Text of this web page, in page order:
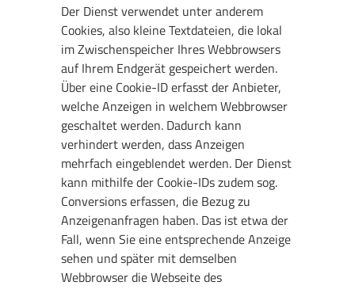
Der Dienst verwendet unter anderem
Cookies, also kleine Textdateien, die lokal
im Zwischenspeicher Ihres Webbrowsers
auf Ihrem Endgerät gespeichert werden.
Über eine Cookie-ID erfasst der Anbieter,
welche Anzeigen in welchem Webbrowser
geschaltet werden. Dadurch kann
verhindert werden, dass Anzeigen
mehrfach eingeblendet werden. Der Dienst
kann mithilfe der Cookie-IDs zudem sog.
Conversions erfassen, die Bezug zu
Anzeigenanfragen haben. Das ist etwa der
Fall, wenn Sie eine entsprechende Anzeige
sehen und später mit demselben
Webbrowser die Webseite des